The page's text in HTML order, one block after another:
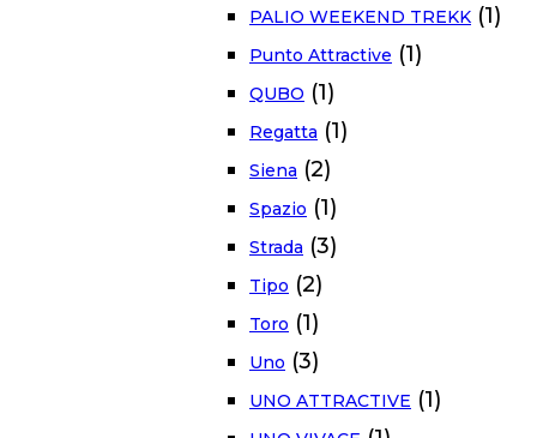
PALIO WEEKEND TREKK (1)
Punto Attractive (1)
QUBO (1)
Regatta (1)
Siena (2)
Spazio (1)
Strada (3)
Tipo (2)
Toro (1)
Uno (3)
UNO ATTRACTIVE (1)